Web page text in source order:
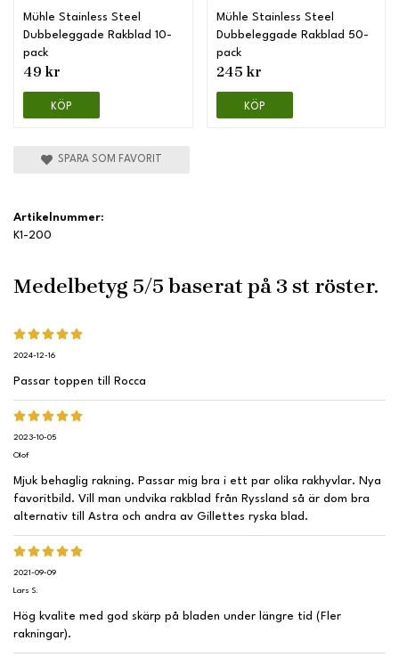
Mühle Stainless Steel
Dubbeleggade Rakblad 10-
pack
49 kr
KÖP
Mühle Stainless Steel
Dubbeleggade Rakblad 50-
pack
245 kr
KÖP
SPARA SOM FAVORIT
Artikelnummer:
K1-200
Medelbetyg 5/5 baserat på 3 st röster.
2024-12-16
Passar toppen till Rocca
2023-10-05
Olof
Mjuk behaglig rakning. Passar mig bra i ett par olika rakhyvlar. Nya
favoritbild. Vill man undvika rakblad från Ryssland så är dom bra
alternativ till Astra och andra av Gillettes ryska blad.
2021-09-09
Lars S.
Hög kvalite med god skärp på bladen under längre tid (Fler
rakningar).